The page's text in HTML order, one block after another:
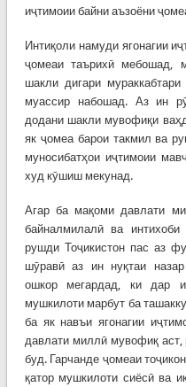
иҷтимоии байни аъзоёни
Интиқоли намуди ягонагии
ҷомеаи таърихӣ мебошад,
шакли дигари
муассир набошад. Аз ин
додани шакли мувофиқи
як ҷомеа барои такмил ва
муносибатҳои иҷтимоии
худ кӯшиш мекунад.
Агар ба мақоми давлати
байналмилалӣ ва интихоби
рушди Тоҷикистон пас аз
шӯравӣ аз ин нуқтаи
ошкор мегардад, ки дар
мушкилоти марбут ба
ба як навъи ягонагии
давлати миллӣ мувофиқ аст,
буд. Гарчанде ҷомеаи
қатор мушкилоти сиёсӣ ва